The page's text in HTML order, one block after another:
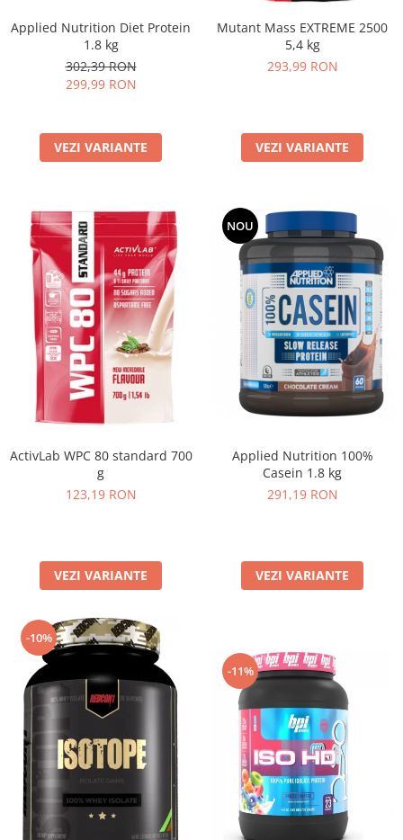
Universal
Applied Nutrition Diet Protein
1.8 kg
302,39 RON
299,99 RON
VEZI VARIANTE
Mutant Mass EXTREME 2500
5,4 kg
293,99 RON
VEZI VARIANTE
ActivLab WPC 80 standard 700
g
123,19 RON
VEZI VARIANTE
NOU
Applied Nutrition 100%
Casein 1.8 kg
291,19 RON
VEZI VARIANTE
-10%
-11%